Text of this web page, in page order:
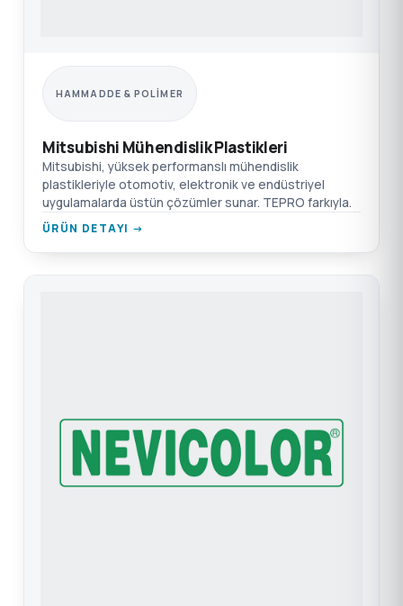
HAMMADDE & POLIMER
Mitsubishi Mühendislik Plastikleri
Mitsubishi, yüksek performanslı mühendislik
plastikleriyle otomotiv, elektronik ve endüstriyel
uygulamalarda üstün çözümler sunar. TEPRO farkıyla.
ÜRÜN DETAYI →